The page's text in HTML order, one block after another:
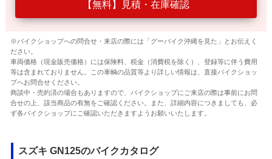
【無料】見積・在庫確認
※バイクショップへの問合せ・来店の際には「グーバイク沖縄を見た」とお伝えく
ださい。
車両価格（現金販売価格）には保険料、税金（消費税を除く）、登録等に伴う費用
等は含まれておりません。この車輌の品質等より詳しい情報は、直接バイクショッ
プへお問合せください。
商談中・売約済の場合もありますので、バイクショップにご来店の際は事前にお問
合せの上、該当商品の有無をご確認ください。また、詳細内容につきましても、必
ず各バイクショップにご確認いただきますようお願いいたします。
スズキ GN125のバイクカタログ